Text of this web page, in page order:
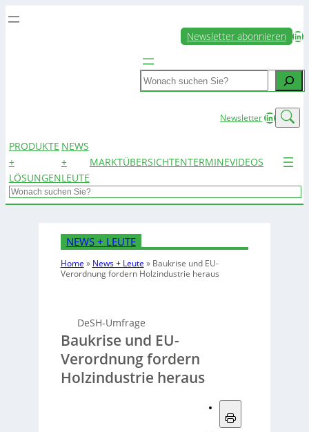
Newsletter abonnieren LinkedIn
Search
NewsletterLinkedIn
PRODUKTE
+
LÖSUNGEN
NEWS
+
LEUTE
MARKTÜBERSICHTENTERMINEVIDEOS
Search
NEWS + LEUTE
Home » News + Leute » Baukrise und EU-
Verordnung fordern Holzindustrie heraus
DeSH-Umfrage
Baukrise und EU-
Verordnung fordern
Holzindustrie heraus